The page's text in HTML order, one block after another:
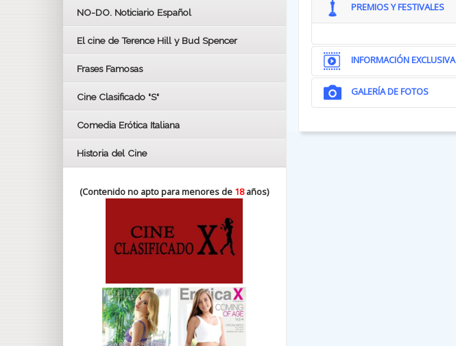
PREMIOS Y FESTIVALES
INFORMACIÓN EXCLUSIVA
GALERÍA DE FOTOS
BAFTA
NO-DO. Noticiario Español
El cine de Terence Hill y Bud Spencer
Frases Famosas
Cine Clasificado "S"
Comedia Erótica Italiana
Historia del Cine
(Contenido no apto para menores de 18años)